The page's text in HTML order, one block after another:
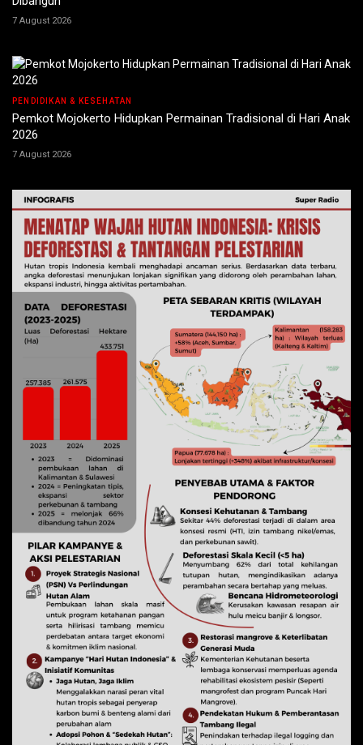
7 August 2026
PENDIDIKAN & KESEHATAN
Pemkot Mojokerto Hidupkan Permainan Tradisional di Hari Anak
2026
7 August 2026